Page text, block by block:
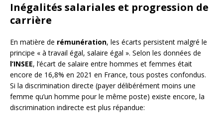
Inégalités salariales et progression de
carrière
En matière de rémunération, les écarts persistent malgré le
principe « à travail égal, salaire égal ». Selon les données de
l’INSEE, l’écart de salaire entre hommes et femmes était
encore de 16,8% en 2021 en France, tous postes confondus.
Si la discrimination directe (payer délibérément moins une
femme qu’un homme pour le même poste) existe encore, la
discrimination indirecte est plus répandue: